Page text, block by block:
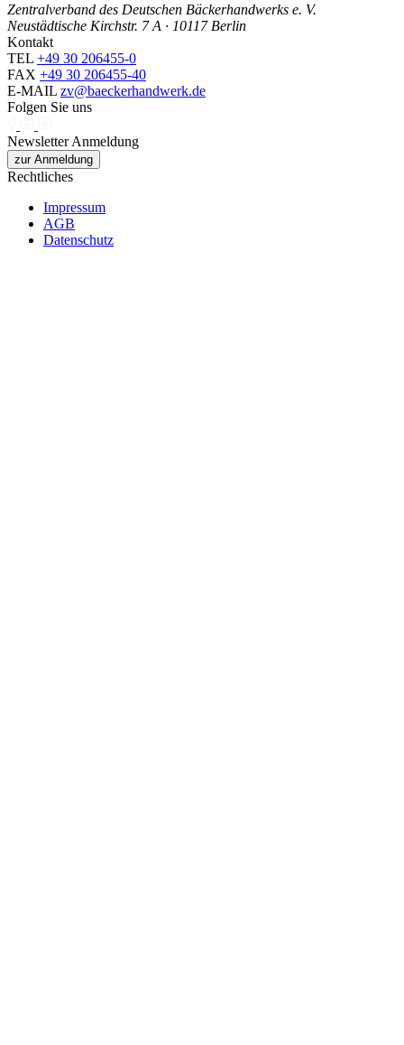
Zentralverband des Deutschen Bäckerhandwerks e. V.
Neustädtische Kirchstr. 7 A · 10117 Berlin
Kontakt
TEL +49 30 206455-0
FAX +49 30 206455-40
E-MAIL zv@baeckerhandwerk.de
Folgen Sie uns
Newsletter Anmeldung
zur Anmeldung
Rechtliches
Impressum
AGB
Datenschutz